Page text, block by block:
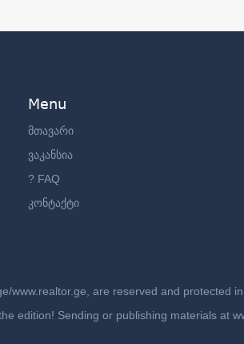
Menu
მთავარი
ვაკანსია
? FAQ
კონტაქტი
are reserved and protected
edition! Sending or publishing materials at